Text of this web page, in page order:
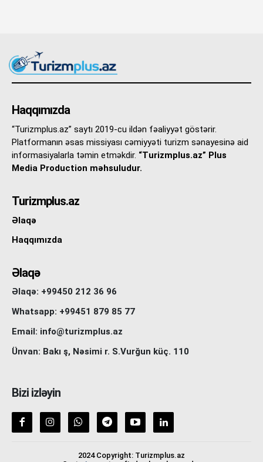
Haqqımızda
“Turizmplus.az” saytı 2019-cu ildən fəaliyyət göstərir.
Platformanın əsas missiyası cəmiyyəti turizm sənayesinə aid
informasiyalarla təmin etməkdir. “Turizmplus.az” Plus
Media Production məhsuludur.
Turizmplus.az
Əlaqə
Haqqımızda
Əlaqə
Əlaqə: +99450 212 36 96
Whatsapp: +99451 879 85 77
Email: info@turizmplus.az
Ünvan: Bakı ş, Nəsimi r. S.Vurğun küç. 110
Bizi izləyin
2024 Copyright: Turizmplus.az